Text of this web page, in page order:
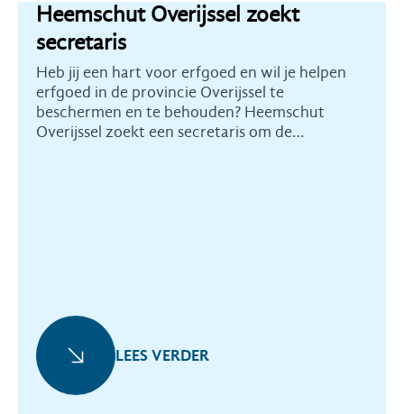
Heemschut Overijssel zoekt
secretaris
Heb jij een hart voor erfgoed en wil je helpen
erfgoed in de provincie Overijssel te
beschermen en te behouden? Heemschut
Overijssel zoekt een secretaris om de
LEES VERDER